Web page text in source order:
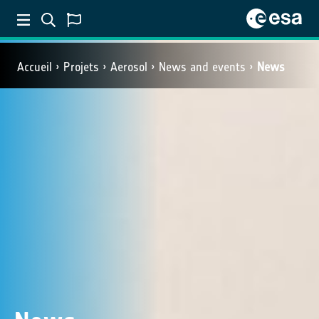
Accueil Projets Aerosol News and events News